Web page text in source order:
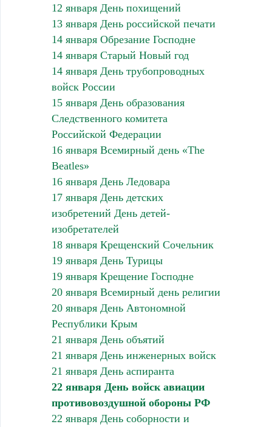
12 января День похищений
13 января День российской печати
14 января Обрезание Господне
14 января Старый Новый год
14 января День трубопроводных
войск России
15 января День образования
Следственного комитета
Российской Федерации
16 января Всемирный день «The
Beatles»
16 января День Ледовара
17 января День детских
изобретений День детей-
изобретателей
18 января Крещенский Сочельник
19 января День Турицы
19 января Крещение Господне
20 января Всемирный день религии
20 января День Автономной
Республики Крым
21 января День объятий
21 января День инженерных войск
21 января День аспиранта
22 января День войск авиации
противовоздушной обороны РФ
22 января День соборности и